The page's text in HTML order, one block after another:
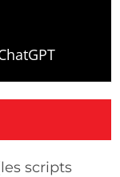
scripts